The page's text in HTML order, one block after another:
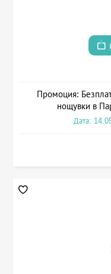
Промоция:
нощувки в
Дата: